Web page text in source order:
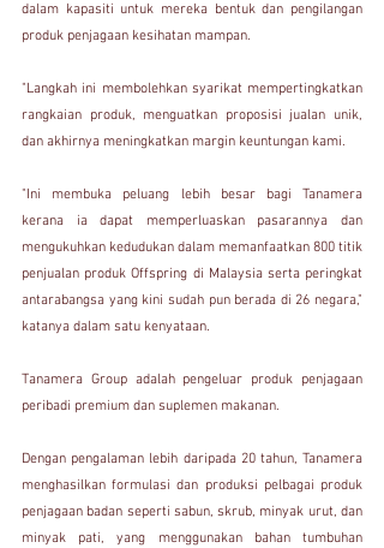
dalam kapasiti untuk mereka bentuk dan pengilangan
produk penjagaan kesihatan mampan.
"Langkah ini membolehkan syarikat mempertingkatkan
rangkaian produk, menguatkan proposisi jualan unik,
dan akhirnya meningkatkan margin keuntungan kami.
"Ini membuka peluang lebih besar bagi Tanamera
kerana ia dapat memperluaskan pasarannya dan
mengukuhkan kedudukan dalam memanfaatkan 800 titik
penjualan produk Offspring di Malaysia serta peringkat
antarabangsa yang kini sudah pun berada di 26 negara,"
katanya dalam satu kenyataan.
Tanamera Group adalah pengeluar produk penjagaan
peribadi premium dan suplemen makanan.
Dengan pengalaman lebih daripada 20 tahun, Tanamera
menghasilkan formulasi dan produksi pelbagai produk
penjagaan badan seperti sabun, skrub, minyak urut, dan
minyak pati, yang menggunakan bahan tumbuhan